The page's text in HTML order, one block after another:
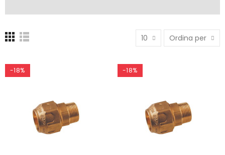
10 Ordina per
-18% -18%